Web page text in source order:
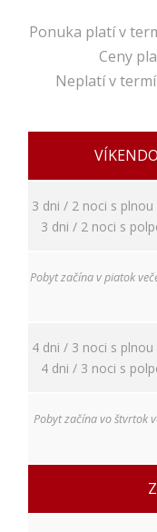
Ponuka platí v
Ceny
Neplatí v
3 dni / 2 noci s plnou
3 dni / 2 noci s
Pobyt začína v piatok
4 dni / 3 noci s plnou
4 dni / 3 noci s
Pobyt začína vo štvrtok
fungovanie
našej webovej
Zahŕňajú
napríklad
predvyplnenie
Bez týchto
cookies by
správne
webu; Právny
základ:
Štatistiky
porozumieť,